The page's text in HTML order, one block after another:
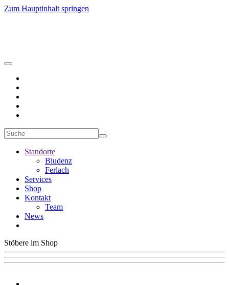
Zum Hauptinhalt springen
Standorte
Bludenz
Ferlach
Services
Shop
Kontakt
Team
News
Stöbere im Shop